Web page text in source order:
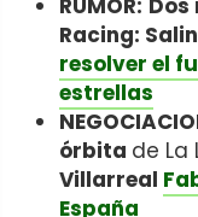
RUMOR: Dos
Racing:
resolver el
estrellas
órbita de La
Villarreal
España